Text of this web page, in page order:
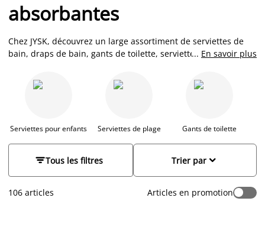
absorbantes
Chez JYSK, découvrez un large assortiment de serviettes de
bain, draps de bain, gants de toilette, serviettes invité ou
fonction que vous recherchez dans vos serviettes, leur
pouvoir absorbant permet un séchage rapide après lavage.
large choix de couleurs et de motifs, pour pouvoir accorder
... En savoir plus
Serviettes pour enfants Serviettes de plage Gants de toilette
Tous les filtres 
Trier par
106 articles Articles en promotion